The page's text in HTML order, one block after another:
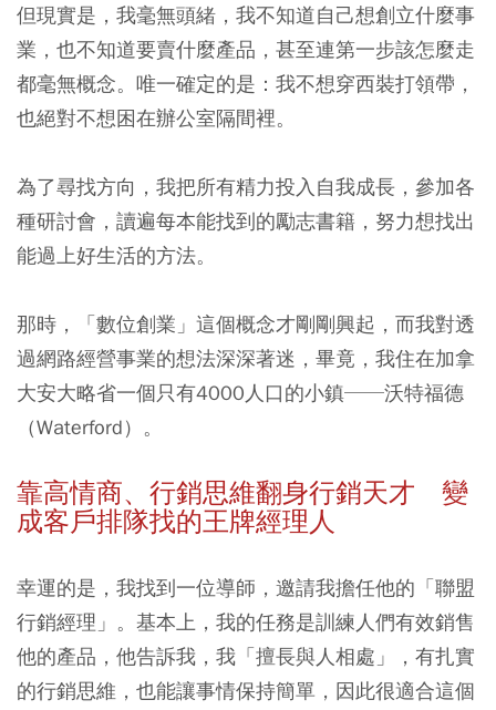
但現實是，我毫無頭緒，我不知道自己想創立什麼事
業，也不知道要賣什麼產品，甚至連第一步該怎麼走
都毫無概念。唯一確定的是：我不想穿西裝打領帶，
也絕對不想困在辦公室隔間裡。
為了尋找方向，我把所有精力投入自我成長，參加各
種研討會，讀遍每本能找到的勵志書籍，努力想找出
能過上好生活的方法。
那時，「數位創業」這個概念才剛剛興起，而我對透
過網路經營事業的想法深深著迷，畢竟，我住在加拿
大安大略省一個只有4000人口的小鎮──沃特福德
（Waterford）。
靠高情商、行銷思維翻身行銷天才 變
成客戶排隊找的王牌經理人
幸運的是，我找到一位導師，邀請我擔任他的「聯盟
行銷經理」。基本上，我的任務是訓練人們有效銷售
他的產品，他告訴我，我「擅長與人相處」，有扎實
的行銷思維，也能讓事情保持簡單，因此很適合這個